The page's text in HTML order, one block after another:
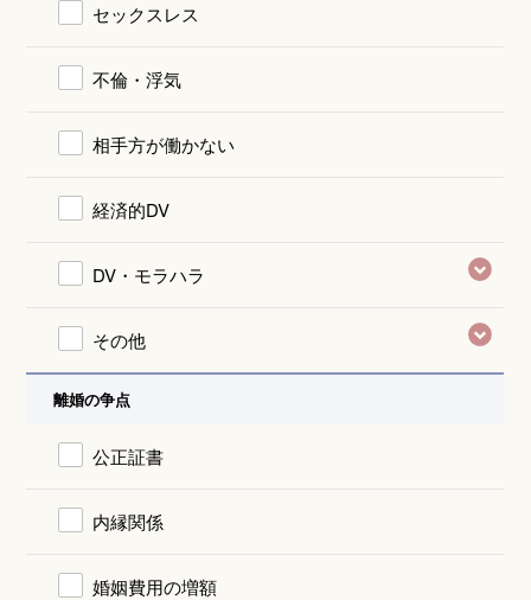
セックスレス
不倫・浮気
相手方が働かない
経済的DV
DV・モラハラ
その他
離婚の争点
公正証書
内縁関係
婚姻費用の増額